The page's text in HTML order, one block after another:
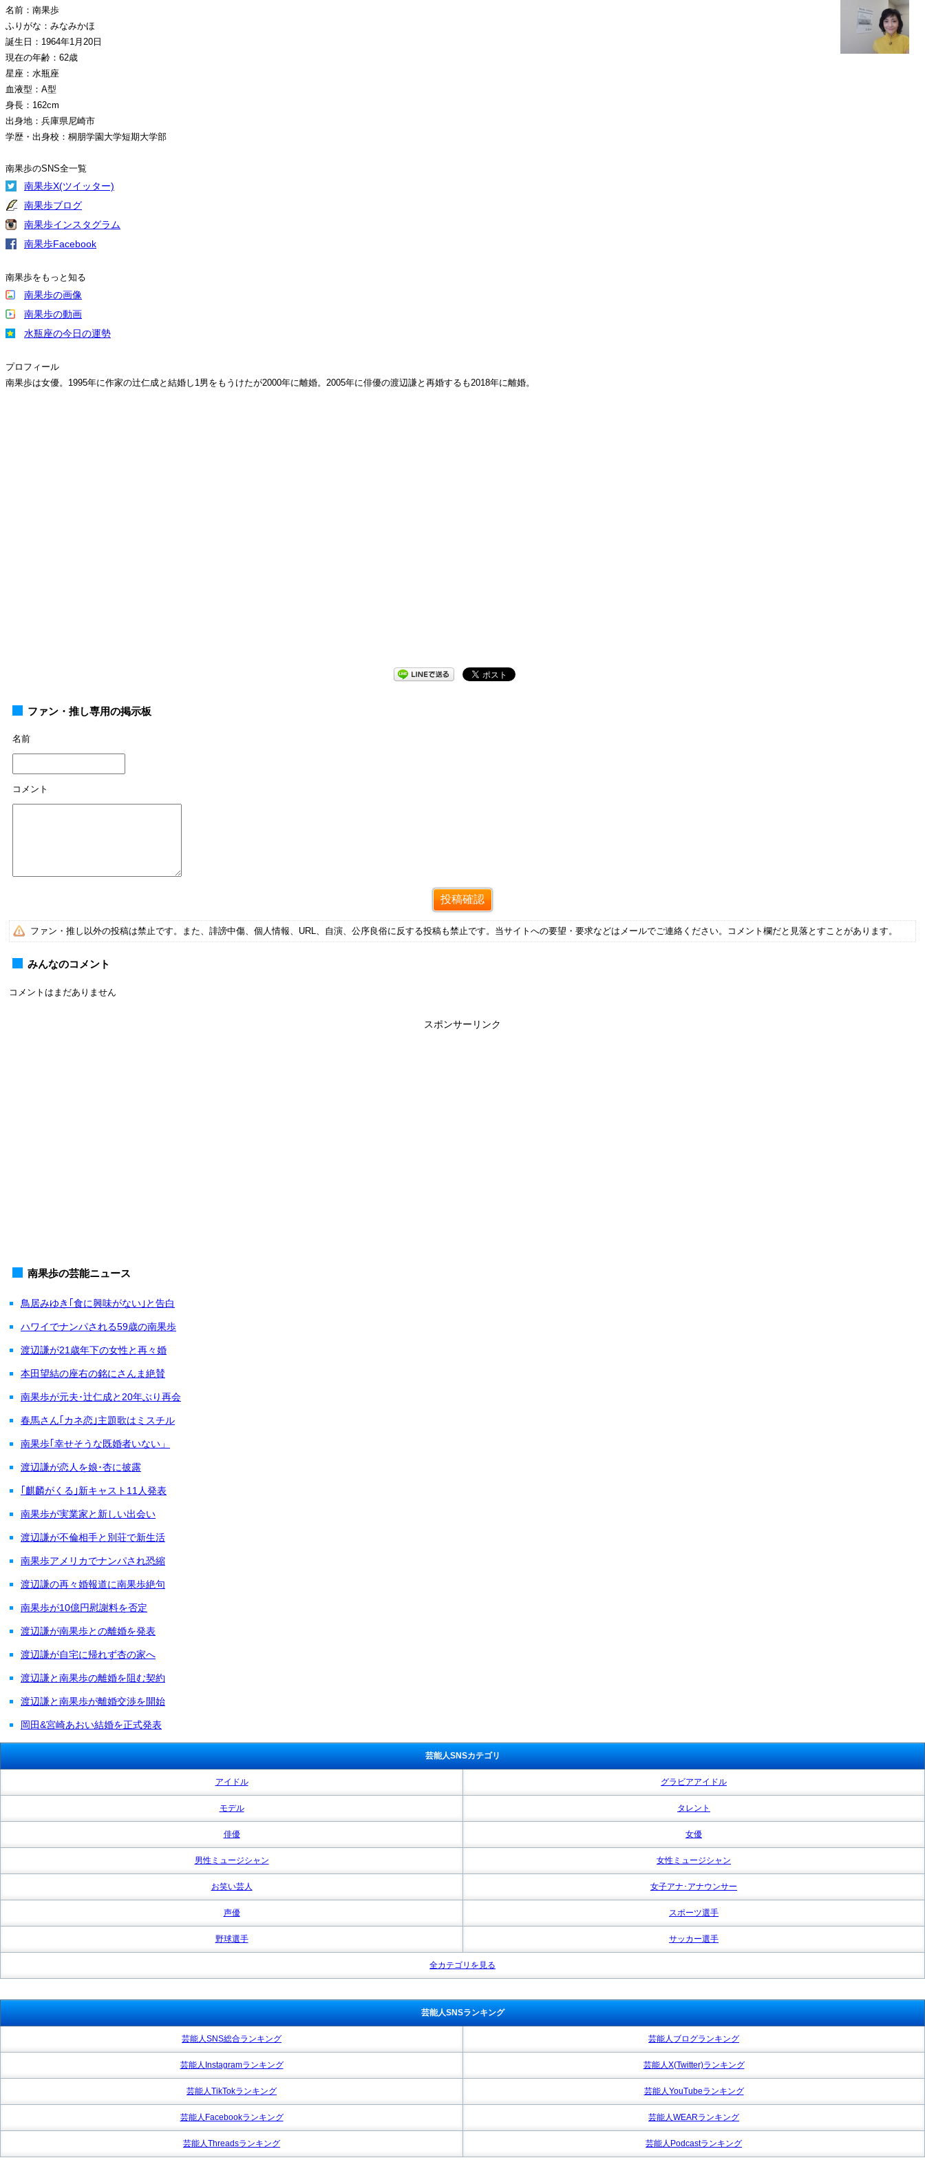
名前：南果歩
ふりがな：みなみかほ
誕生日：1964年1月20日
現在の年齢：62歳
星座：水瓶座
血液型：A型
身長：162cm
出身地：兵庫県尼崎市
学歴・出身校：桐朋学園大学短期大学部
南果歩のSNS全一覧
南果歩X(ツイッター)
南果歩ブログ
南果歩インスタグラム
南果歩Facebook
南果歩をもっと知る
南果歩の画像
南果歩の動画
水瓶座の今日の運勢
プロフィール
南果歩は女優。1995年に作家の辻仁成と結婚し1男をもうけたが2000年に離婚。2005年に俳優の渡辺謙と再婚するも2018年に離婚。
ファン・推し専用の掲示板
名前
コメント
ファン・推し以外の投稿は禁止です。また、誹謗中傷、個人情報、URL、自演、公序良俗に反する投稿も禁止です。当サイトへの要望・要求などはメールでご連絡ください。コメント欄だと見落とすことがあります。
みんなのコメント
コメントはまだありません
スポンサーリンク
南果歩の芸能ニュース
鳥居みゆき｢食に興味がない｣と告白
ハワイでナンパされる59歳の南果歩
渡辺謙が21歳年下の女性と再々婚
本田望結の座右の銘にさんま絶賛
南果歩が元夫･辻仁成と20年ぶり再会
春馬さん｢カネ恋｣主題歌はミスチル
南果歩｢幸せそうな既婚者いない」
渡辺謙が恋人を娘･杏に披露
｢麒麟がくる｣新キャスト11人発表
南果歩が実業家と新しい出会い
渡辺謙が不倫相手と別荘で新生活
南果歩アメリカでナンパされ恐縮
渡辺謙の再々婚報道に南果歩絶句
南果歩が10億円慰謝料を否定
渡辺謙が南果歩との離婚を発表
渡辺謙が自宅に帰れず杏の家へ
渡辺謙と南果歩の離婚を阻む契約
渡辺謙と南果歩が離婚交渉を開始
岡田&宮崎あおい結婚を正式発表
芸能人SNSカテゴリ
アイドル グラビアアイドル
モデル タレント
俳優 女優
男性ミュージシャン 女性ミュージシャン
お笑い芸人 女子アナ･アナウンサー
声優 スポーツ選手
野球選手 サッカー選手
全カテゴリを見る
芸能人SNSランキング
芸能人SNS総合ランキング 芸能人ブログランキング
芸能人Instagramランキング 芸能人X(Twitter)ランキング
芸能人TikTokランキング 芸能人YouTubeランキング
芸能人Facebookランキング 芸能人WEARランキング
芸能人Threadsランキング 芸能人Podcastランキング